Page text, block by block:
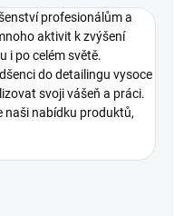
profesionálům a
aktivit k zvýšení
i po celém světě.
do detailingu vysoce
svoji vášeň a práci.
naši nabídku produktů,